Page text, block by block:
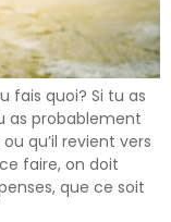
fais quoi? Si tu as
as probablement
qu’il revient vers
faire, on doit
que ce soit